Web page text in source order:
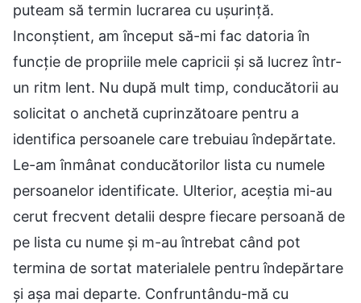
puteam să termin lucrarea cu ușurință.
Inconștient, am început să-mi fac datoria în
funcție de propriile mele capricii și să lucrez într-
un ritm lent. Nu după mult timp, conducătorii au
solicitat o anchetă cuprinzătoare pentru a
identifica persoanele care trebuiau îndepărtate.
Le-am înmânat conducătorilor lista cu numele
persoanelor identificate. Ulterior, aceștia mi-au
cerut frecvent detalii despre fiecare persoană de
pe lista cu nume și m-au întrebat când pot
termina de sortat materialele pentru îndepărtare
și așa mai departe. Confruntându-mă cu